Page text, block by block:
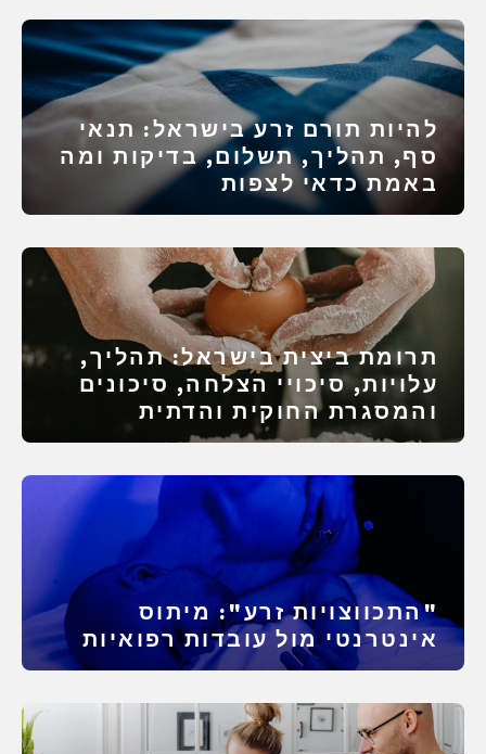
להיות תורם זרע בישראל: תנאי
סף, תהליך, תשלום, בדיקות ומה
באמת כדאי לצפות
תרומת ביצית בישראל: תהליך,
עלויות, סיכויי הצלחה, סיכונים
והמסגרת החוקית והדתית
"התכווצויות זרע": מיתוס
אינטרנטי מול עובדות רפואיות